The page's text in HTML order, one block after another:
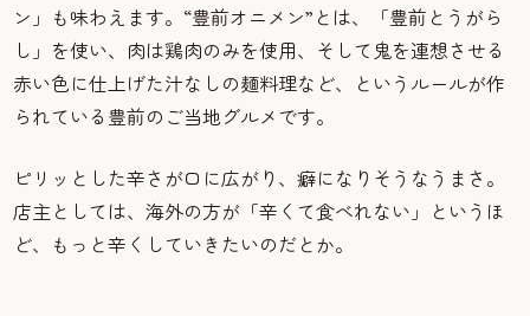
ン」も味わえます。“豊前オニメン”とは、「豊前とうがら
し」を使い、肉は鶏肉のみを使用、そして鬼を連想させる
赤い色に仕上げた汁なしの麺料理など、というルールが作
られている豊前のご当地グルメです。
ピリッとした辛さが口に広がり、癖になりそうなうまさ。
店主としては、海外の方が「辛くて食べれない」というほ
ど、もっと辛くしていきたいのだとか。